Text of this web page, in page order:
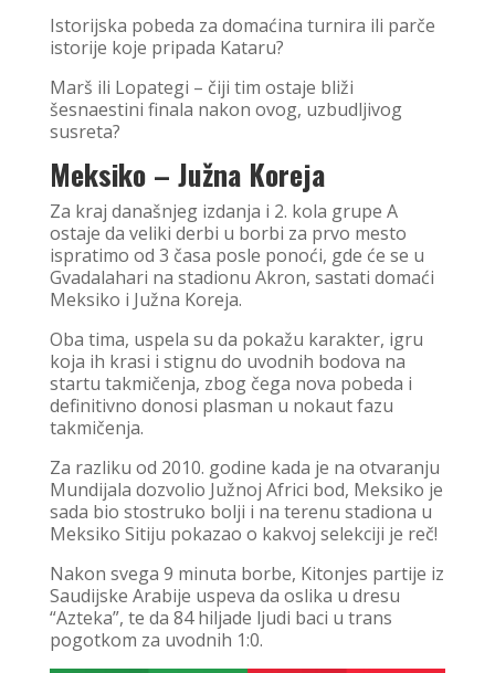
Istorijska pobeda za domaćina turnira ili parče
istorije koje pripada Kataru?
Marš ili Lopategi – čiji tim ostaje bliži
šesnaestini finala nakon ovog, uzbudljivog
susreta?
Meksiko – Južna Koreja
Za kraj današnjeg izdanja i 2. kola grupe A
ostaje da veliki derbi u borbi za prvo mesto
ispratimo od 3 časa posle ponoći, gde će se u
Gvadalahari na stadionu Akron, sastati domaći
Meksiko i Južna Koreja.
Oba tima, uspela su da pokažu karakter, igru
koja ih krasi i stignu do uvodnih bodova na
startu takmičenja, zbog čega nova pobeda i
definitivno donosi plasman u nokaut fazu
takmičenja.
Za razliku od 2010. godine kada je na otvaranju
Mundijala dozvolio Južnoj Africi bod, Meksiko je
sada bio stostruko bolji i na terenu stadiona u
Meksiko Sitiju pokazao o kakvoj selekciji je reč!
Nakon svega 9 minuta borbe, Kitonjes partije iz
Saudijske Arabije uspeva da oslika u dresu
“Azteka”, te da 84 hiljade ljudi baci u trans
pogotkom za uvodnih 1:0.